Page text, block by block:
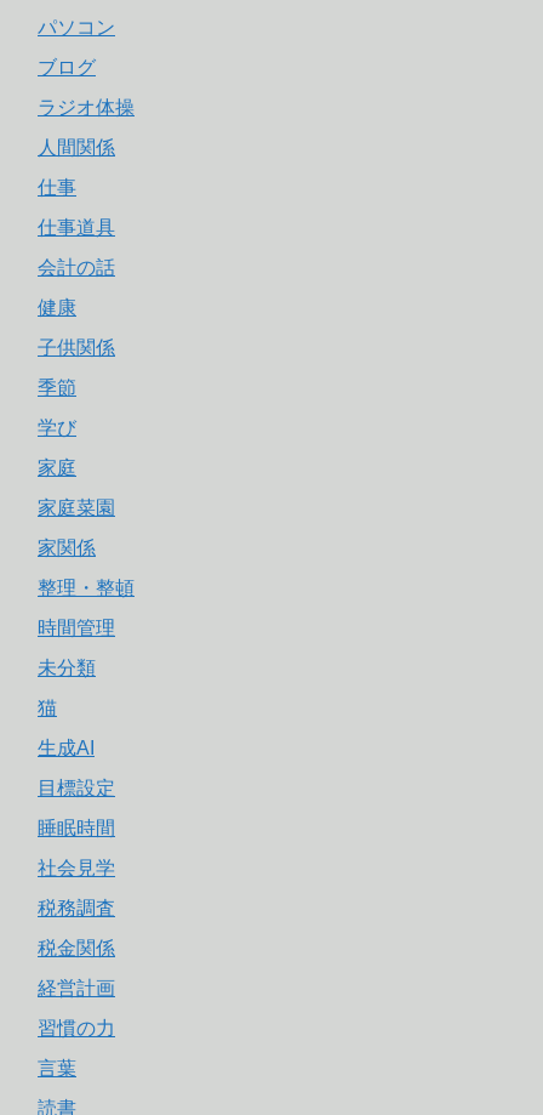
パソコン
ブログ
ラジオ体操
人間関係
仕事
仕事道具
会計の話
健康
子供関係
季節
学び
家庭
家庭菜園
家関係
整理・整頓
時間管理
未分類
猫
生成AI
目標設定
睡眠時間
社会見学
税務調査
税金関係
経営計画
習慣の力
言葉
読書